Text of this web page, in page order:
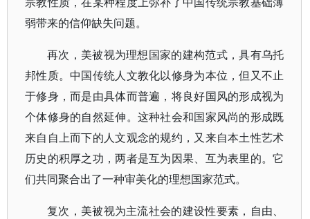
弱带来的信仰缺失问题。
再次，美被视为理想国家的建构范式，具有乌托
邦性质。中国传统人文教化以修身为本位，但又不止
于修身，而是由具体而普遍，将良好国风的形成视为
个体修身的自然延伸。这种社会和国家风尚的形成既
来自自上而下的人文观念的规约，又来自本土性艺术
历史的积厚之功，两者是互为因果、互为表里的。它
们共同聚合出了一种审美化的理想国家范式。
复次，美被视为主流社会的建设性要素，自由、